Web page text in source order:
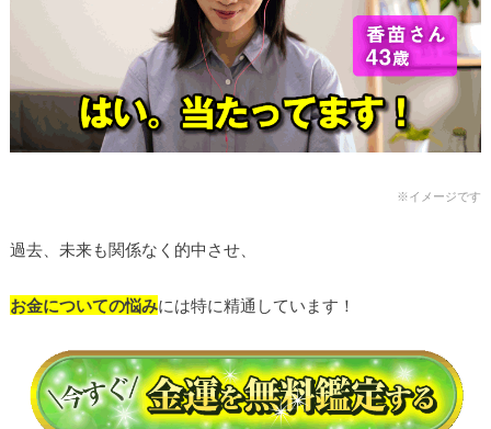
※イメージです
過去、未来も関係なく的中させ、
お金についての悩みには特に精通しています！